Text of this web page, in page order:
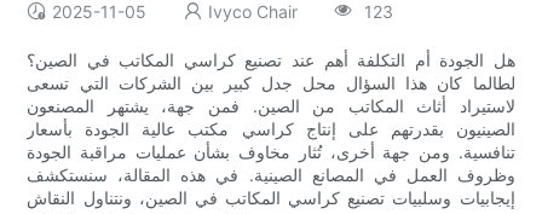
2025-11-05 Ivyco Chair 123
هل الجودة أم التكلفة أهم عند تصنيع كراسي المكاتب في الصين؟
لطالما كان هذا السؤال محل جدل كبير بين الشركات التي تسعى
لاستيراد أثاث المكاتب من الصين. فمن جهة، يشتهر المصنعون
الصينيون بقدرتهم على إنتاج كراسي مكتب عالية الجودة بأسعار
تنافسية. ومن جهة أخرى، تُثار مخاوف بشأن عمليات مراقبة الجودة
وظروف العمل في المصانع الصينية. في هذه المقالة، سنستكشف
إيجابيات وسلبيات تصنيع كراسي المكاتب في الصين، ونتناول النقاش